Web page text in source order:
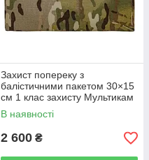
Захист попереку з
балістичними пакетом 30×15
см 1 клас захисту Мультикам
В наявності
2 600 ₴